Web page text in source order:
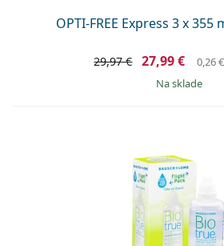
OPTI-FREE Express 3 x
29,97 € 27,99 € 0,26 €
na sklade